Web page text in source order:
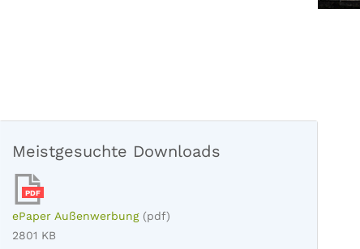
Meistgesuchte Downloads
PDF
ePaper Außenwerbung (pdf)
2801 KB